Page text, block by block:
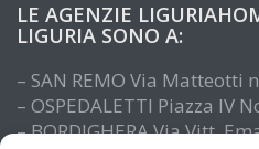
LE AGENZIE
LIGURIA SONO A:
– SAN REMO Via Matteotti
– OSPEDALETTI Piazza IV
– BORDIGHERA Via Vitt.